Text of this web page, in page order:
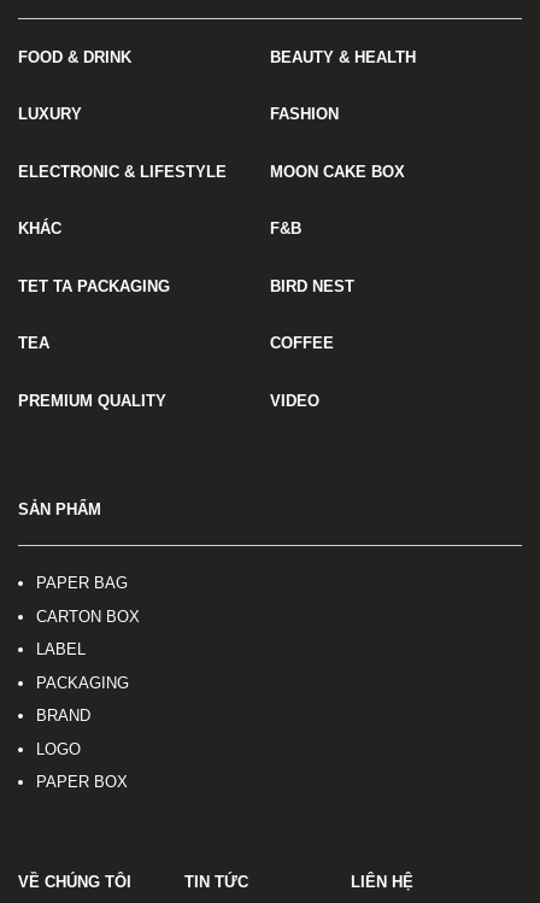
FOOD & DRINK BEAUTY & HEALTH
LUXURY FASHION
ELECTRONIC & LIFESTYLE MOON CAKE BOX
KHÁC F&B
TET TA PACKAGING BIRD NEST
TEA COFFEE
PREMIUM QUALITY VIDEO
SẢN PHẨM
PAPER BAG
CARTON BOX
LABEL
PACKAGING
BRAND
LOGO
PAPER BOX
VỀ CHÚNG TÔI TIN TỨC LIÊN HỆ